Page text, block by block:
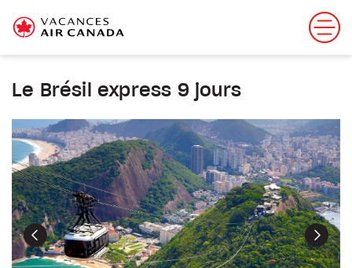
Le Brésil express 9 jours
Précédent